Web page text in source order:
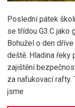
Poslední pátek
se třídou G3.C jako
Bohužel o den
deště. Hladina řeky
zajištění
za nafukovací rafty.
jsme